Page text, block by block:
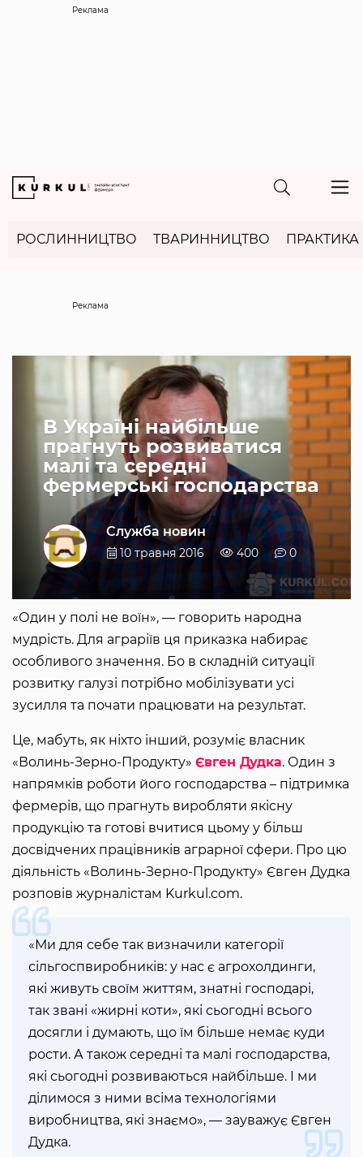
Реклама
РОСЛИННИЦТВО ТВАРИННИЦТВО ПРАКТИКА
В Україні найбільше
прагнуть розвиватися
малі та середні
фермерські господарства
Служба новин
10 травня 2016 400 0
«Один у полі не воїн», — говорить народна
мудрість. Для аграріїв ця приказка набирає
особливого значення. Бо в складній ситуації
розвитку галузі потрібно мобілізувати усі
зусилля та почати працювати на результат.
Це, мабуть, як ніхто інший, розуміє власник
«Волинь-Зерно-Продукту» Євген Дудка. Один з
напрямків роботи його господарства – підтримка
фермерів, що прагнуть виробляти якісну
продукцію та готові вчитися цьому у більш
досвідчених працівників аграрної сфери. Про цю
діяльність «Волинь-Зерно-Продукту» Євген Дудка
розповів журналістам Kurkul.com.
«Ми для себе так визначили категорії
сільгоспвиробників: у нас є агрохолдинги,
які живуть своїм життям, знатні господарі,
так звані «жирні коти», які сьогодні всього
досягли і думають, що їм більше немає куди
рости. А також середні та малі господарства,
які сьогодні розвиваються найбільше. І ми
ділимося з ними всіма технологіями
виробництва, які знаємо», — зауважує Євген
Дудка.
Реклама